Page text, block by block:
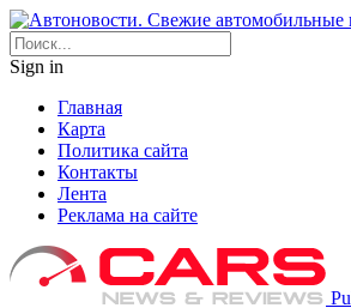
Sign in
Главная
Карта
Политика сайта
Контакты
Лента
Реклама на сайте